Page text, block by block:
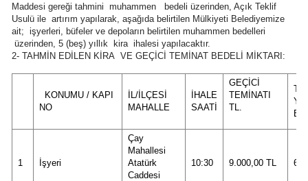
Maddesi gereği tahmini muhammen bedeli üzerinden, Açık Teklif
Usulü ile artırım yapılarak, aşağıda belirtilen Mülkiyeti Belediyemize
ait; işyerleri, büfeler ve depoların belirtilen muhammen bedelleri
üzerinden, 5 (beş) yıllık kira ihalesi yapılacaktır.
2- TAHMİN EDİLEN KİRA VE GEÇİCİ TEMİNAT BEDELİ MİKTARI:
KONUMU / KAPI
NO
İL/İLÇESİ
MAHALLE
İHALE
SAATİ
GEÇİCİ
TEMİNATI
TL.
1 İşyeri
Çay
Mahallesi
Atatürk
Caddesi
10:30 9.000,00 TL